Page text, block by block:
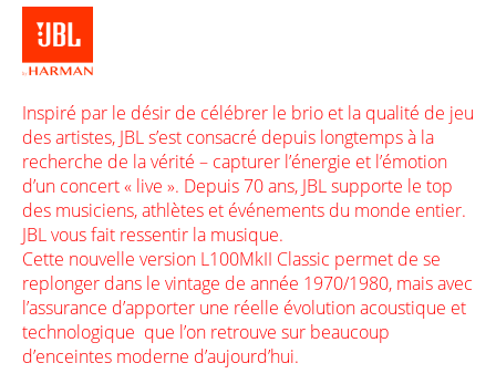
Inspiré par le désir de célébrer le brio et la qualité de jeu
des artistes, JBL s’est consacré depuis longtemps à la
recherche de la vérité – capturer l’énergie et l’émotion
d’un concert « live ». Depuis 70 ans, JBL supporte le top
des musiciens, athlètes et événements du monde entier.
JBL vous fait ressentir la musique.
Cette nouvelle version L100MkII Classic permet de se
replonger dans le vintage de année 1970/1980, mais avec
l’assurance d’apporter une réelle évolution acoustique et
technologique que l’on retrouve sur beaucoup
d’enceintes moderne d’aujourd’hui.